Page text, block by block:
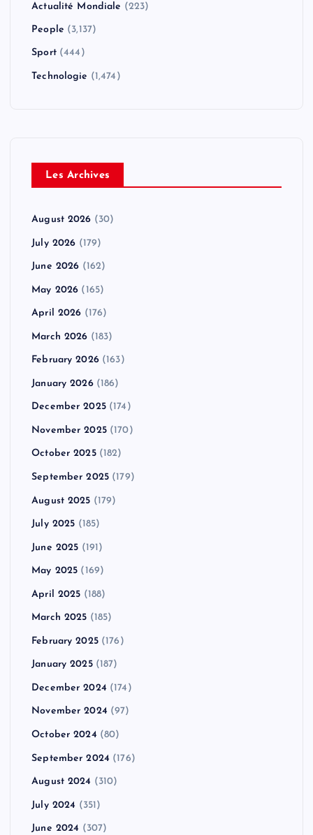
Actualité Mondiale (223)
People (3,137)
Sport(444)
Technologie (1,474)
Les Archives
August 2026 (30)
July 2026 (179)
June 2026 (162)
May 2026 (165)
April 2026 (176)
March 2026 (183)
February 2026(163)
January 2026(186)
December 2025(174)
November 2025(170)
October 2025(182)
September 2025 (179)
August 2025 (179)
July 2025 (185)
June 2025 (191)
May 2025 (169)
April 2025 (188)
March 2025 (185)
February 2025(176)
January 2025(187)
December 2024 (174)
November 2024 (97)
October 2024 (80)
September 2024 (176)
August 2024 (310)
July 2024 (351)
June 2024 (307)